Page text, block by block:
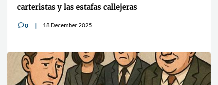
carteristas y las estafas callejeras
v0 18 December 2025